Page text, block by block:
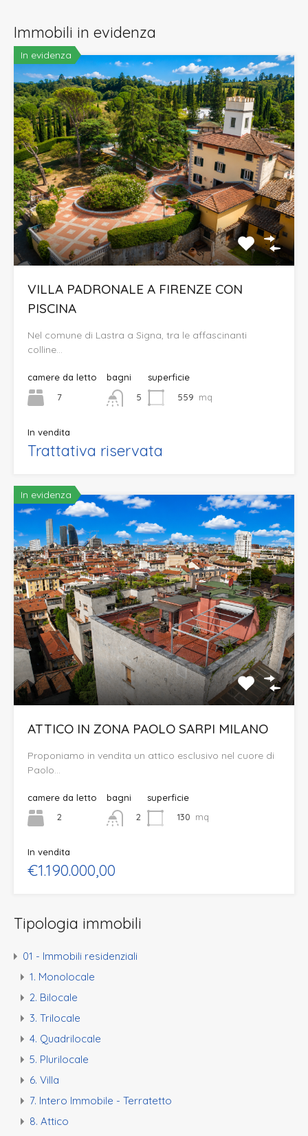
Immobili in evidenza
In evidenza
VILLA PADRONALE A FIRENZE CON
PISCINA
Nel comune di Lastra a Signa, tra le affascinanti
colline…
camere da letto
7
bagni
5
superficie
559 mq
In vendita
Trattativa riservata
In evidenza
ATTICO IN ZONA PAOLO SARPI MILANO
Proponiamo in vendita un attico esclusivo nel cuore di
Paolo…
camere da letto
2
bagni
2
superficie
130 mq
In vendita
€1.190.000,00
Tipologia immobili
01 - Immobili residenziali
1. Monolocale
2. Bilocale
3. Trilocale
4. Quadrilocale
5. Plurilocale
6. Villa
7. Intero Immobile - Terratetto
8. Attico